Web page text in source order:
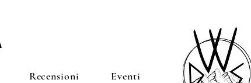
Recensioni Eventi